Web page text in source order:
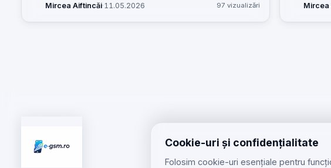
Cookie-uri și confidențialitate
Folosim cookie-uri esențiale pentru
direcție.
Mircea Aiftincăi· 11.05.2026 97 vizualizări Mircea